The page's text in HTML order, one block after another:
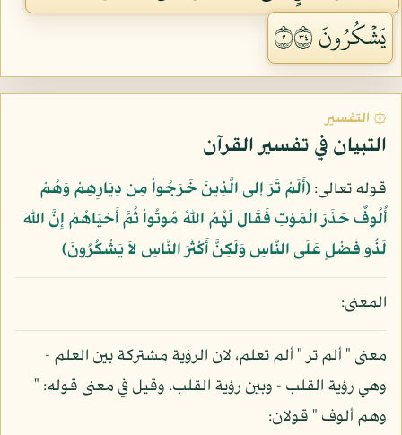
يَشۡكُرُونَ ٢٤٣
۞ التفسير
التبيان في تفسير القرآن
قوله تعالى:﴿أَلَمْ تَرَ إلى الَّذِينَ خَرَجُواْ مِن دِيَارِهِمْ وَهُمْ
أُلُوفٌ حَذَرَ الْمَوْتِ فَقَالَ لَهُمُ اللّهُ مُوتُواْ ثُمَّ أَحْيَاهُمْ إِنَّ اللّهَ
لَذُو فَضْلٍ عَلَى النَّاسِ وَلَكِنَّ أَكْثَرَ النَّاسِ لاَ يَشْكُرُونَ﴾
المعنى:
معنى " ألم تر " ألم تعلم، لان الرؤية مشتركة بين العلم -
وهي رؤية القلب - وبين رؤية القلب. وقيل في معنى قوله: "
وهم ألوف " قولان: